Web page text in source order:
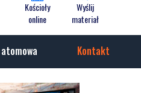
Kościoły
online
Wyślij
materiał
Kontakt